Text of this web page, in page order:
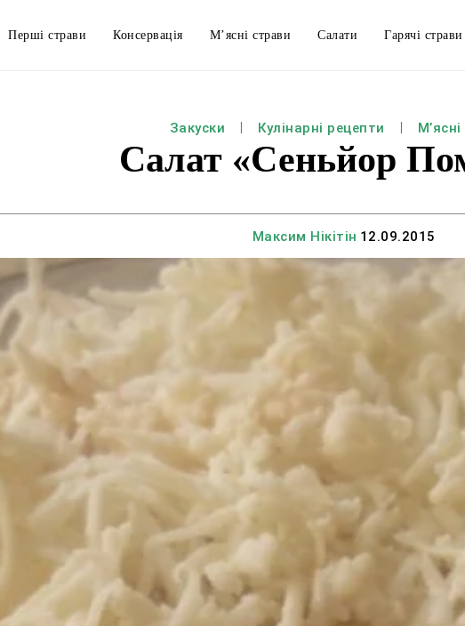
Перші страви Консервація М’ясні страви Салати Гарячі страви
Закуски Кулінарні рецепти
Салат «Сеньйор
Максим Нікітін 12.09.2015